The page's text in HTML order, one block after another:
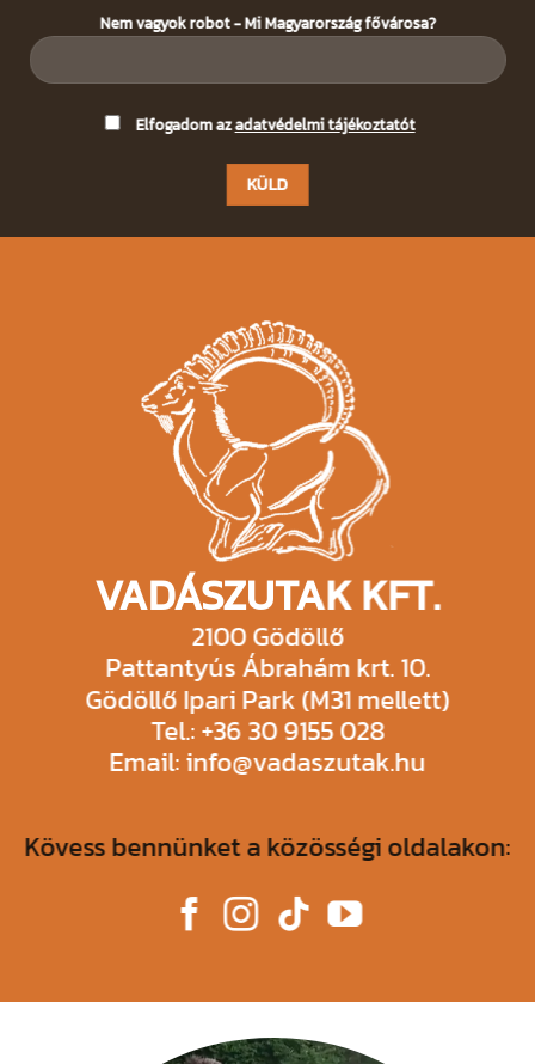
Nem vagyok robot - Mi Magyarország fővárosa?
Elfogadom azadatvédelmi tájékoztatót
VADÁSZUTAK KFT.
2100 Gödöllő
Pattantyús Ábrahám krt. 10.
Gödöllő Ipari Park (M31 mellett)
Tel.: +36 30 9155 028
Email: info@vadaszutak.hu
Kövess bennünket a közösségi oldalakon: